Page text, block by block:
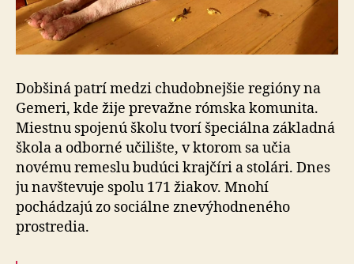
Dobšiná patrí medzi chudobnejšie regióny na
Gemeri, kde žije prevažne rómska komunita.
Miestnu spojenú školu tvorí špeciálna základná
škola a odborné učilište, v ktorom sa učia
novému remeslu budúci krajčíri a stolári. Dnes
ju navštevuje spolu 171 žiakov. Mnohí
pochádzajú zo sociálne znevýhodneného
prostredia.